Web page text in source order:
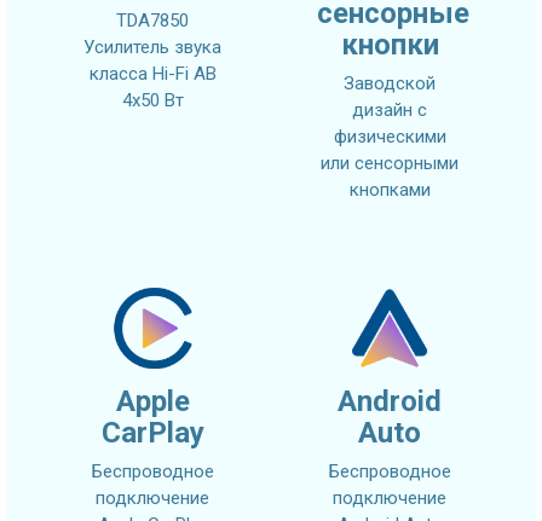
TDA7850
Усилитель звука
класса Hi-Fi AB
4x50 Вт
сенсорные
кнопки
Заводской
дизайн с
физическими
или сенсорными
кнопками
Apple
CarPlay
Беспроводное
подключение
Android
Auto
Беспроводное
подключение